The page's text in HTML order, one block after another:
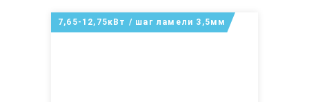
7,65-12,75кВт / шаг ламели 3,5мм